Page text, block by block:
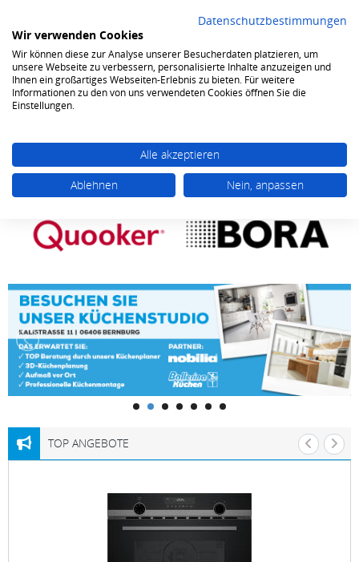
0
TOP ANGEBOTE
Datenschutzbestimmungen
Wir verwenden Cookies
Wir können diese zur Analyse unserer Besucherdaten platzieren, um
unsere Webseite zu verbessern, personalisierte Inhalte anzuzeigen und
Ihnen ein großartiges Webseiten-Erlebnis zu bieten. Für weitere
Informationen zu den von uns verwendeten Cookies öffnen Sie die
Einstellungen.
Alle akzeptieren
Ablehnen
Nein, anpassen